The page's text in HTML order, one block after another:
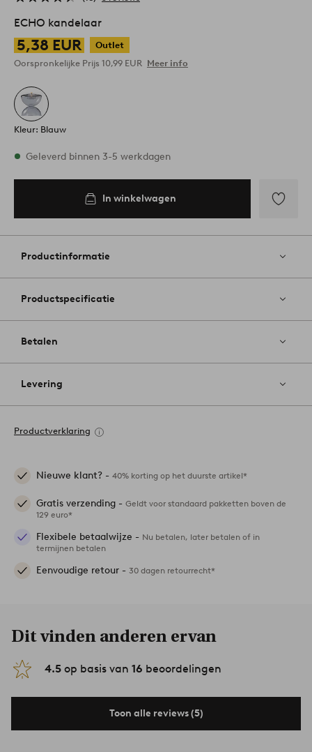
ECHO kandelaar
5,38 EUR
Outlet
Oorspronkelijke Prijs 10,99 EUR Meer info
Kleur: Blauw
Op voorraad
Geleverd binnen 3-5 werkdagen
In winkelwagen
aan
Productinformatie
Productspecificatie
Betalen
Levering
Productverklaring
Nieuwe klant? - 40% korting op het duurste artikel*
Gratis verzending - Geldt voor standaard pakketten boven de
129 euro*
Flexibele betaalwijze - Nu betalen, later betalen of in
termijnen betalen
Eenvoudige retour - 30 dagen retourrecht*
Dit vinden anderen ervan
4.5 op basis van 16 beoordelingen
Toon alle reviews (5)